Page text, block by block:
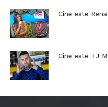
Cine este
Cine este TJ